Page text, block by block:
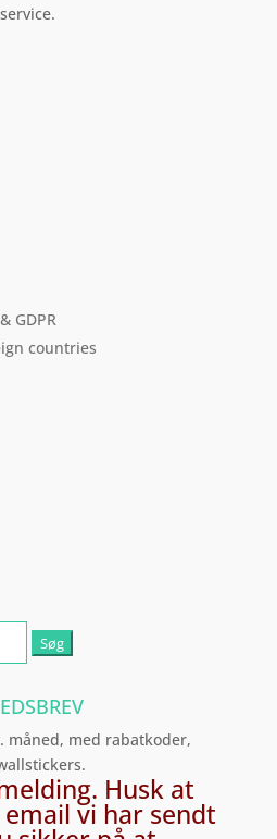
GDPR
countries
måned, med rabatkoder,
Husk at
vi har sendt